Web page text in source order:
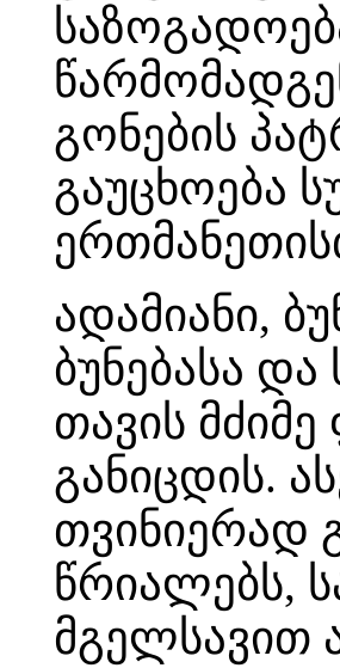
გონების
გაუცხოება
ადამიანი,
ბუნებასა
თავის
განიცდის.
თვინიერად
წრიალებს,
მგელსავით